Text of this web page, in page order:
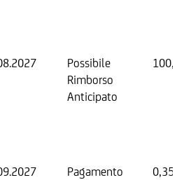
Possibile
Rimborso
Anticipato
Pagamento
0,35